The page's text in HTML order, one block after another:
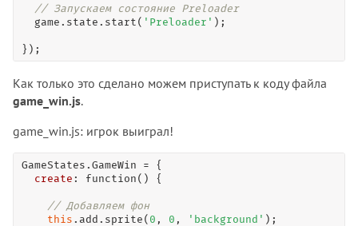
// Запускаем состояние Preloader
  game.state.
start ( 'Preloader' );
});
Как только это сделано можем приступать к коду файла
game_win.js.
game_win.js: игрок выиграл!
GameStates.GameWin = {
create : function () {
// Добавляем фон
this .add. sprite ( 0 , 0 , 'background' );